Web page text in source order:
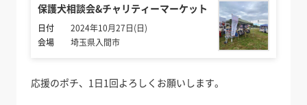
保護犬相談会&チャリティーマーケット
日付
2024年10月27日(日)
会場
埼玉県入間市
応援のポチ、1日1回よろしくお願いします。